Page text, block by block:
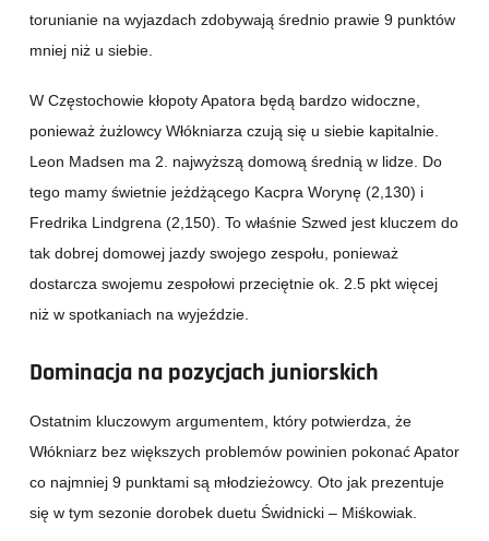
torunianie na wyjazdach zdobywają średnio prawie 9 punktów
mniej niż u siebie.
W Częstochowie kłopoty Apatora będą bardzo widoczne,
ponieważ żużlowcy Włókniarza czują się u siebie kapitalnie.
Leon Madsen ma 2. najwyższą domową średnią w lidze. Do
tego mamy świetnie jeżdżącego Kacpra Worynę (2,130) i
Fredrika Lindgrena (2,150). To właśnie Szwed jest kluczem do
tak dobrej domowej jazdy swojego zespołu, ponieważ
dostarcza swojemu zespołowi przeciętnie ok. 2.5 pkt więcej
niż w spotkaniach na wyjeździe.
Dominacja na pozycjach juniorskich
Ostatnim kluczowym argumentem, który potwierdza, że
Włókniarz bez większych problemów powinien pokonać Apator
co najmniej 9 punktami są młodzieżowcy. Oto jak prezentuje
się w tym sezonie dorobek duetu Świdnicki – Miśkowiak.